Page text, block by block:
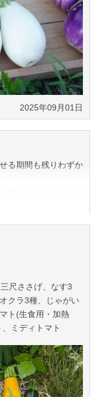
2025年09月01日
る期間も残りわずか
根、さつまいも、ち
ハーブ(ディル、ス
尺ささげ、なす3
クラ3種、じゃがい
ト(生食用・加熱
ミディトマト